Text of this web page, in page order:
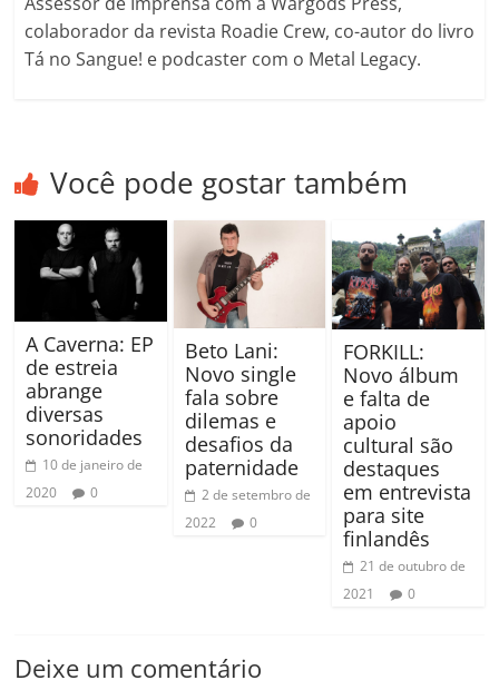
colaborador da revista Roadie Crew, co-autor do livro
Tá no Sangue! e podcaster com o Metal Legacy.
Você pode gostar também
A Caverna: EP
de estreia
abrange
diversas
sonoridades
10 de janeiro de
2020
0
Beto Lani:
Novo single
fala sobre
dilemas e
desafios da
paternidade
2 de setembro de
2022
0
FORKILL:
Novo álbum
e falta de
apoio
cultural são
destaques
em entrevista
para site
finlandês
21 de outubro de
2021
0
Deixe um comentário